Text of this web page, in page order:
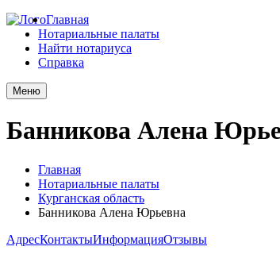
Главная
Нотариальные палаты
Найти нотариуса
Справка
Меню
Банникова Алена
Главная
Нотариальные палаты
Курганская область
Банникова Алена Юрьевна
АдресКонтактыИнформацияОтзывы